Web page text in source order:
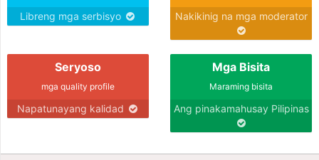
Libreng mga serbisyo Nakikinig na mga moderator
Seryoso
mga quality profile
Napatunayang kalidad
Mga Bisita
Maraming bisita
Ang pinakamahusay Pilipinas